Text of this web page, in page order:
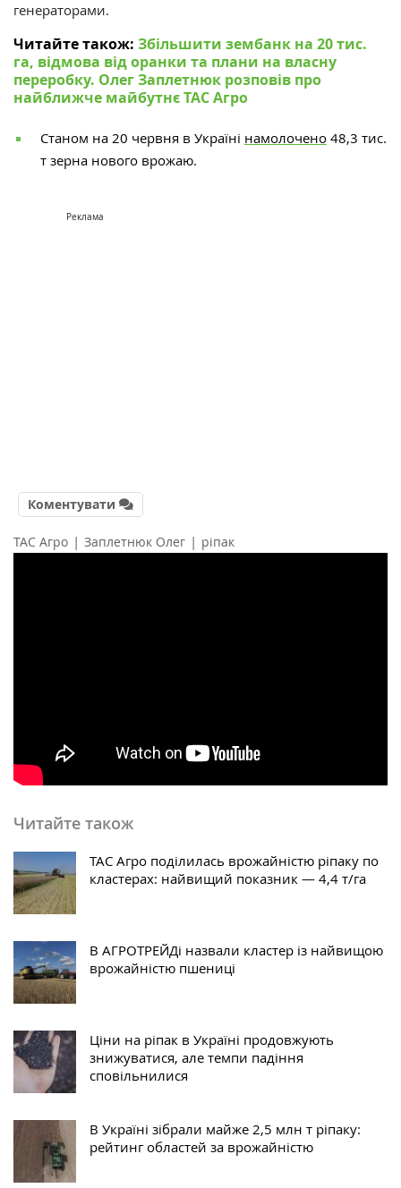
генераторами.
Читайте також: Збільшити зембанк на 20 тис.
га, відмова від оранки та плани на власну
переробку. Олег Заплетнюк розповів про
найближче майбутнє ТАС Агро
Станом на 20 червня в Україні намолочено 48,3 тис.
т зерна нового врожаю.
Реклама
Коментувати
ТАС Агро | Заплетнюк Олег | ріпак
Читайте також
ТАС Агро поділилась врожайністю ріпаку по
кластерах: найвищий показник — 4,4 т/га
В АГРОТРЕЙДі назвали кластер із найвищою
врожайністю пшениці
Ціни на ріпак в Україні продовжують
знижуватися, але темпи падіння
сповільнилися
В Україні зібрали майже 2,5 млн т ріпаку:
рейтинг областей за врожайністю